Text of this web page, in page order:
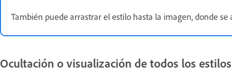
También puede arrastrar el estilo hasta la imagen, donde se
Ocultación o visualización de todos los